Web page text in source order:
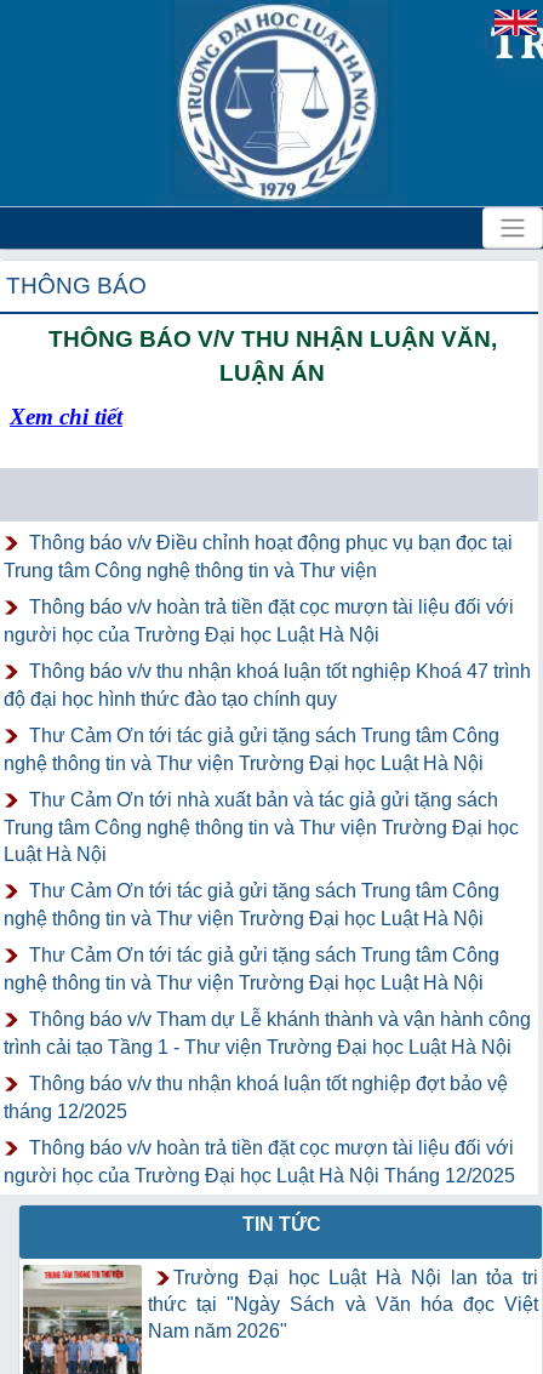
THÔNG BÁO
THÔNG BÁO V/V THU NHẬN LUẬN VĂN,
LUẬN ÁN
Xem chi tiết
Thông báo v/v Điều chỉnh hoạt động phục vụ bạn đọc tại
Trung tâm Công nghệ thông tin và Thư viện
Thông báo v/v hoàn trả tiền đặt cọc mượn tài liệu đối với
người học của Trường Đại học Luật Hà Nội
Thông báo v/v thu nhận khoá luận tốt nghiệp Khoá 47 trình
độ đại học hình thức đào tạo chính quy
Thư Cảm Ơn tới tác giả gửi tặng sách Trung tâm Công
nghệ thông tin và Thư viện Trường Đại học Luật Hà Nội
Thư Cảm Ơn tới nhà xuất bản và tác giả gửi tặng sách
Trung tâm Công nghệ thông tin và Thư viện Trường Đại học
Luật Hà Nội
Thư Cảm Ơn tới tác giả gửi tặng sách Trung tâm Công
nghệ thông tin và Thư viện Trường Đại học Luật Hà Nội
Thư Cảm Ơn tới tác giả gửi tặng sách Trung tâm Công
nghệ thông tin và Thư viện Trường Đại học Luật Hà Nội
Thông báo v/v Tham dự Lễ khánh thành và vận hành công
trình cải tạo Tầng 1 - Thư viện Trường Đại học Luật Hà Nội
Thông báo v/v thu nhận khoá luận tốt nghiệp đợt bảo vệ
tháng 12/2025
Thông báo v/v hoàn trả tiền đặt cọc mượn tài liệu đối với
người học của Trường Đại học Luật Hà Nội Tháng 12/2025
TIN TỨC
Trường Đại học Luật Hà Nội lan tỏa tri
thức tại "Ngày Sách và Văn hóa đọc Việt
Nam năm 2026"